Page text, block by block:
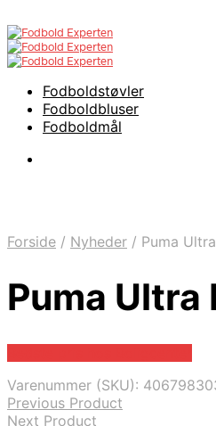
Fodboldstøvler
Fodboldbluser
Fodboldmål
Forside / Nyheder / Puma
Puma
Varenummer (SKU):
Previous Product
Next Product